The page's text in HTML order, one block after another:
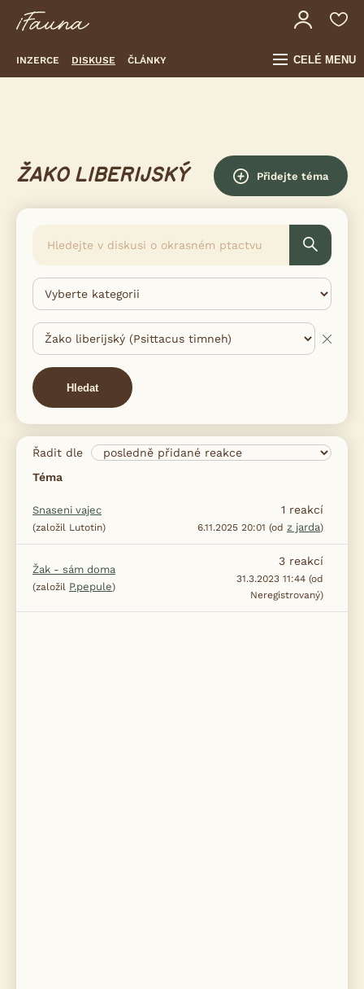
INZERCE DISKUSE ČLÁNKY CELÉ MENU
ŽAKO LIBERIJSKÝ Přidejte téma
Hledat
Řadit dle
Téma
Snaseni vajec
(založil Lutotin)
1 reakcí
6.11.2025 20:01 (od z jarda)
Žak - sám doma
(založil P.pepule)
3 reakcí
31.3.2023 11:44 (od
Neregistrovaný)